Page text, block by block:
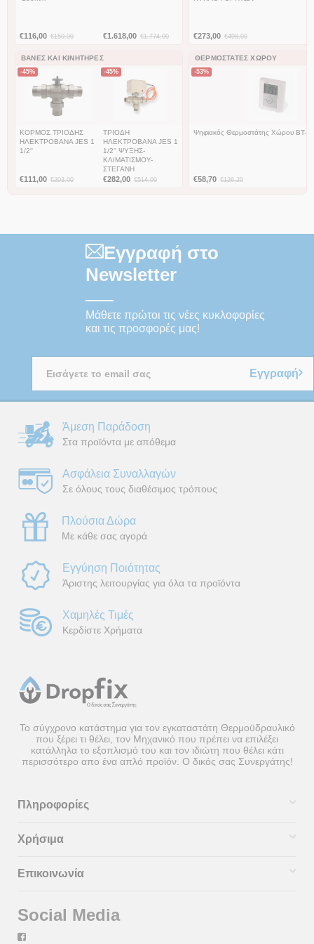
€116,00 €150,00 €1.618,00 €1.774,00
ΒΆΝΕΣ ΚΑΙ ΚΙΝΗΤΉΡΕΣ
-45%
ΚΟΡΜΟΣ ΤΡΙΟΔΗΣ
ΗΛΕΚΤΡΟΒΑΝΑ JES 1
1/2''
€111,00 €203,00
-45%
ΤΡΙΟΔΗ
ΗΛΕΚΤΡΟΒΑΝΑ JES 1
1/2'' ΨΥΞΗΣ-
ΚΛΙΜΑΤΙΣΜΟΥ-
ΣΤΕΓΑΝΗ
€282,00 €514,00
€273,00 €498,00
ΘΕΡΜΟΣΤΆΤΕΣ ΧΏΡΟΥ
-53%
Ψηφιακός Θερμοστάτης Χώρου BT-D
€58,70 €126,20
Εγγραφή στο
Newsletter
Μάθετε πρώτοι τις νέες κυκλοφορίες
και τις προσφορές μας!
Εγγραφή
Άμεση Παράδοση
Στα προϊόντα με απόθεμα
Ασφάλεια Συναλλαγών
Σε όλους τους διαθέσιμος τρόπους
Πλούσια Δώρα
Με κάθε σας αγορά
Εγγύηση Ποιότητας
Άριστης λειτουργίας για όλα τα προϊόντα
Χαμηλές Τιμές
Κερδίστε Χρήματα
Το σύγχρονο κατάστημα για τον εγκαταστάτη Θερμοϋδραυλικό
που ξέρει τι θέλει, τον Μηχανικό που πρέπει να επιλέξει
κατάλληλα το εξοπλισμό του και τον ιδιώτη που θέλει κάτι
περισσότερο απο ένα απλό προϊόν. Ο δικός σας Συνεργάτης!
Πληροφορίες
Χρήσιμα
Επικοινωνία
Social Media